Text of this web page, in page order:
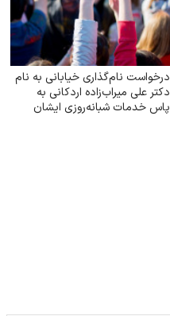
درخواست نام‌گذاری خیابانی به نام
دکتر علی میراب‌زاده اردکانی به
پاس خدمات شبانه‌روزی ایشان